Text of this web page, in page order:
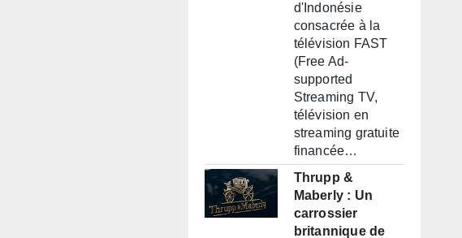
d'Indonésie
consacrée à la
télévision FAST
(Free Ad-
supported
Streaming TV,
télévision en
streaming gratuite
financée…
Thrupp &
Maberly : Un
carrossier
britannique de